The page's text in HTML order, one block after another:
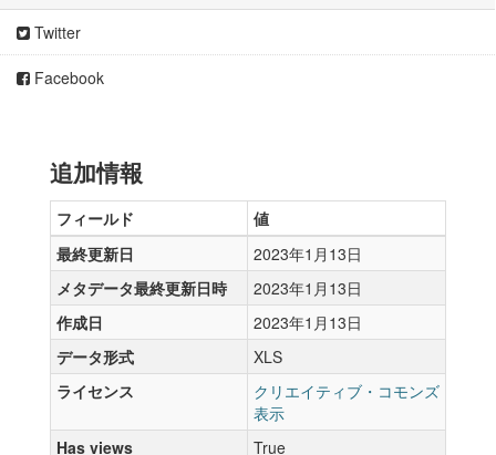
Twitter
Facebook
追加情報
フィールド
値
最終更新日
2023年1月13日
メタデータ最終更新日時
2023年1月13日
作成日
2023年1月13日
データ形式
XLS
ライセンス
クリエイティブ・コモンズ
表示
Has views
True